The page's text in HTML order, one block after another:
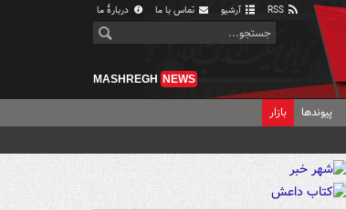
آرشیو تماس با ما دربارهٔ ما
MASHREGH NEWS
پیوندها بازار